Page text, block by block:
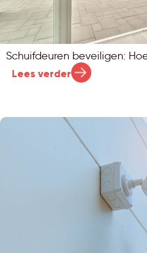
Schuifdeuren beveiligen:
Lees verder